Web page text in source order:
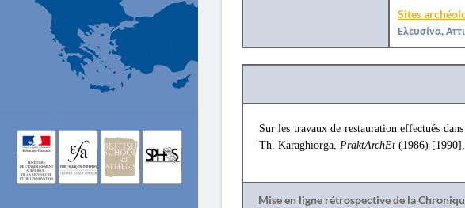
Sites
Ελευσίνα,
Sur les travaux de restauration effectués
Th. Karaghiorga, PraktArchEt (1986)
Mise en ligne rétrospective de la